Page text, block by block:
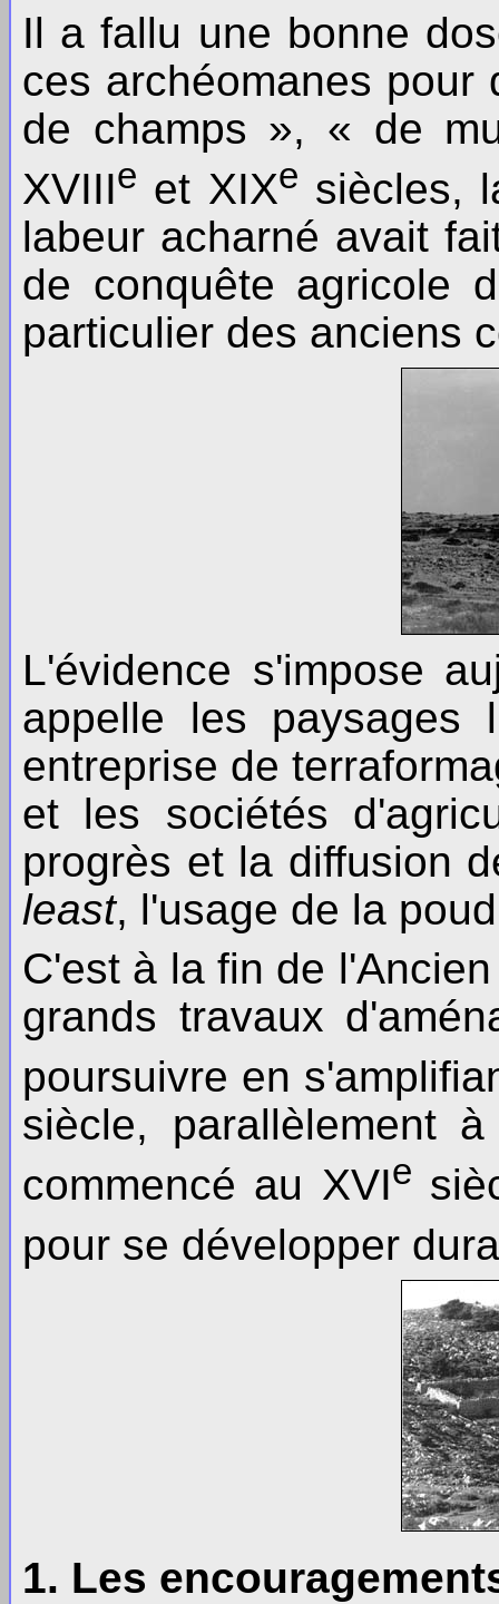
Il a fallu une bonne
ces archéomanes pour
de champs », « de
XVIIIe et XIXe siècles,
labeur acharné avait
de conquête agricole
particulier des anciens
L'évidence s'impose
appelle les paysages
entreprise de
et les sociétés
progrès et la diffusion
least, l'usage de la
C'est à la fin de
grands travaux
poursuivre en
siècle, parallèlement
commencé au XVIe
pour se développer
1. Les